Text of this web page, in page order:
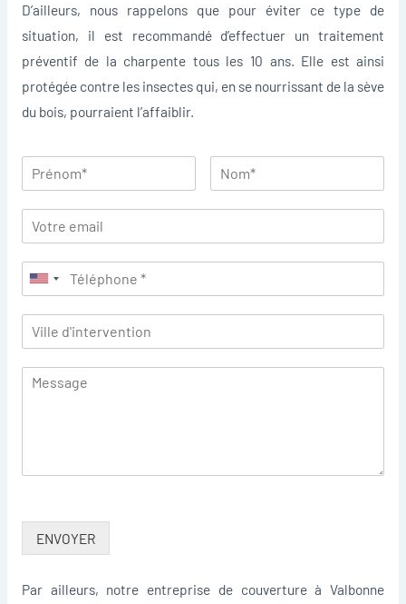
D’ailleurs, nous rappelons que pour éviter ce type de
situation, il est recommandé d’effectuer un traitement
préventif de la charpente tous les 10 ans. Elle est ainsi
protégée contre les insectes qui, en se nourrissant de la sève
du bois, pourraient l’affaiblir.
ENVOYER
Par ailleurs, notre entreprise de couverture à Valbonne